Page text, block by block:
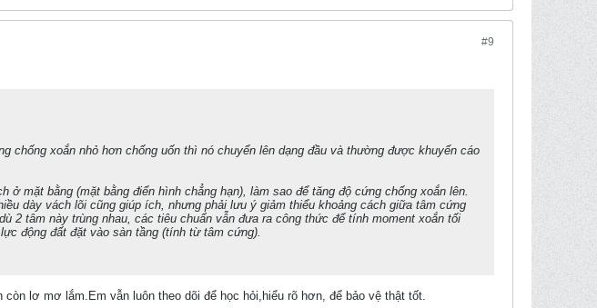
#9
chống xoắn nhỏ hơn chống uốn thì nó chuyển lên dạng đầu và thường được khuyến cáo
mặt bằng (mặt bằng điển hình chẳng hạn), làm sao để tăng độ cứng chống xoắn lên.
dày vách lõi cũng giúp ích, nhưng phải lưu ý giảm thiểu khoảng cách giữa tâm cứng
2 tâm này trùng nhau, các tiêu chuẩn vẫn đưa ra công thức để tính moment xoắn tối
động đất đặt vào sàn tầng (tính từ tâm cứng).
lơ mơ lắm.Em vẫn luôn theo dõi để học hỏi,hiểu rõ hơn, để bảo vệ thật tốt.